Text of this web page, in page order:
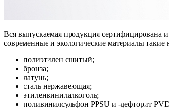
Вся выпускаемая продукция сертифицирована
современные и экологические материалы такие
полиэтилен сшитый;
бронза;
латунь;
сталь нержавеющая;
этиленвинилалкоголь;
поливинилсульфон PPSU и -дефторит